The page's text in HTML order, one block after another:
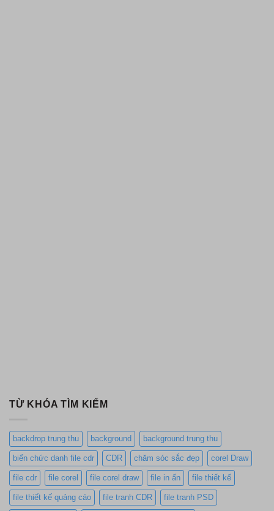
TỪ KHÓA TÌM KIẾM
backdrop trung thu background background trung thu
biển chức danh file cdr CDR chăm sóc sắc đẹp corel Draw
file cdr file corel file corel draw file in ấn file thiết kế
file thiết kế quảng cáo file tranh CDR file tranh PSD